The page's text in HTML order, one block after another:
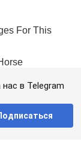
в Telegram